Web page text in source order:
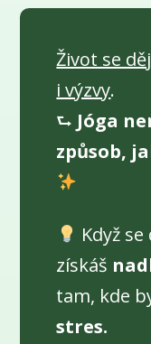
Život se
i výzvy.
⮑ Jóga
způsob,
Když
získáš
tam, kde
stres.